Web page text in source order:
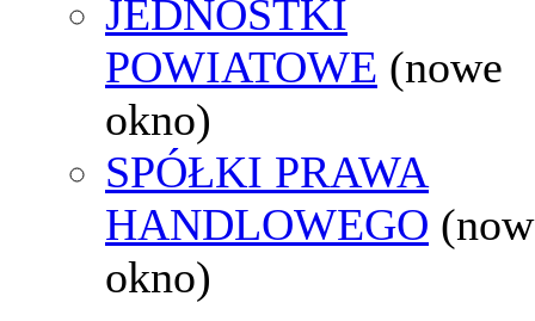
JEDNOSTKI
POWIATOWE (nowe
okno)
SPÓŁKI PRAWA
HANDLOWEGO
okno)